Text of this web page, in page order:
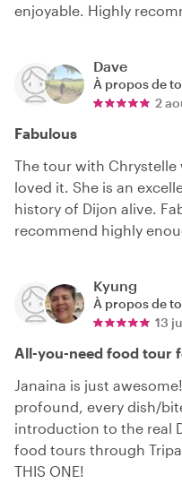
enjoyable. Highly
Dave
À propos de
2
Fabulous
The tour with Chrystelle
loved it. She is an
history of Dijon alive.
recommend highly
Kyung
À propos de
13
All-you-need food tour
Janaina is just
profound, every dish/
introduction to the real
food tours through
THIS ONE!